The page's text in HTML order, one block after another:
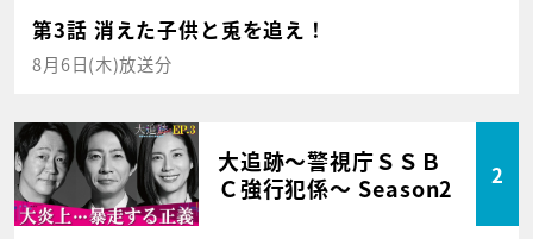
第3話 消えた子供と兎を追え！
8月6日(木)放送分
大追跡～警視庁ＳＳＢ
Ｃ強行犯係～ Season2
2